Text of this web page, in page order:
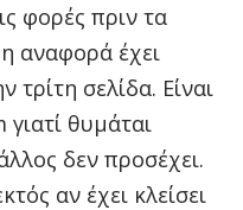
φορές πριν τα
η αναφορά έχει
σελίδα. Είναι
θυμάται
δεν προσέχει.
αν έχει κλείσει